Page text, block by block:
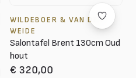
WILDEBOER & VAN DER
WEIDE
Salontafel Brent 130cm Oud
hout
€ 320,00